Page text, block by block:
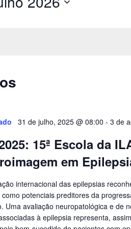
31 de julho, 2025 @ 08:00 - 3 de
15ª Escola da
em
internacional das epilepsias
potenciais preditores da
Uma avaliação neuropatológica e de
à epilepsia representa,